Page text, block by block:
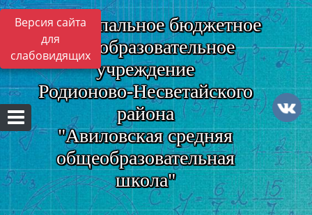
Версия сайта
для
слабовидящих
Муниципальное бюджетное
общеобразовательное
учреждение
Родионово-Несветайского
района
"Авиловская средняя
общеобразовательная
школа"